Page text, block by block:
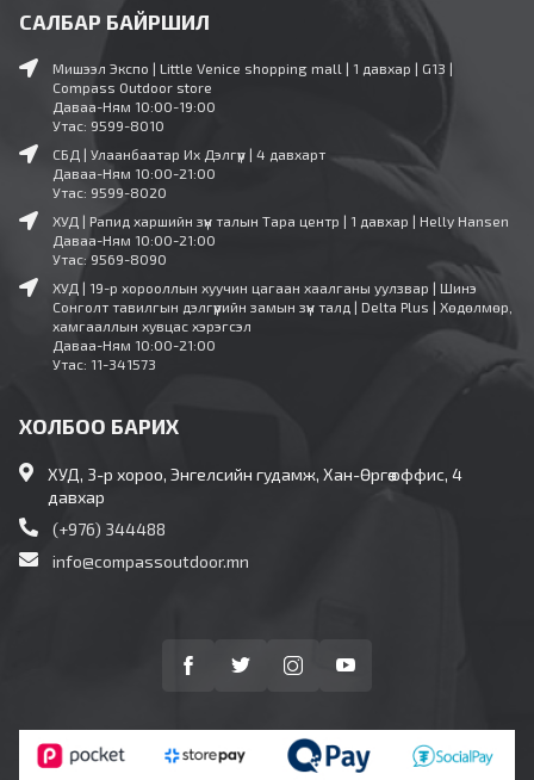
САЛБАР БАЙРШИЛ
Мишээл Экспо | Little Venice shopping mall | 1 давхар | G13 |
Compass Outdoor store
Даваа-Ням 10:00-19:00
Утас: 9599-8010
СБД | Улаанбаатар Их Дэлгүүр | 4 давхарт
Даваа-Ням 10:00-21:00
Утас: 9599-8020
ХУД | Рапид харшийн зүүн талын Тара центр | 1 давхар | Helly Hansen
Даваа-Ням 10:00-21:00
Утас: 9569-8090
ХУД | 19-р хорооллын хуучин цагаан хаалганы уулзвар | Шинэ
Сонголт тавилгын дэлгүүрийн замын зүүн талд | Delta Plus | Хөдөлмөр,
хамгааллын хувцас хэрэгсэл
Даваа-Ням 10:00-21:00
Утас: 11-341573
ХОЛБОО БАРИХ
ХУД, 3-р хороо, Энгелсийн гудамж, Хан-Өргөө оффис, 4
давхар
(+976) 344488
info@compassoutdoor.mn